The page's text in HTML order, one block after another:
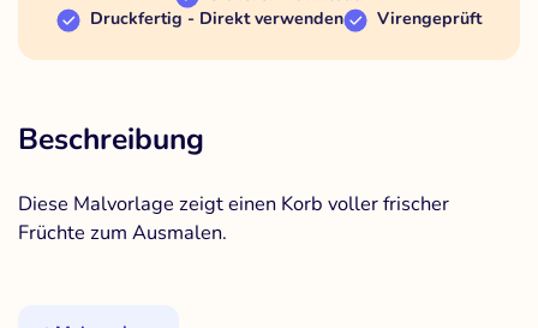
Druckfertig - Direkt verwenden
Virengeprüft
Beschreibung
Diese Malvorlage zeigt einen Korb voller frischer
Früchte zum Ausmalen.